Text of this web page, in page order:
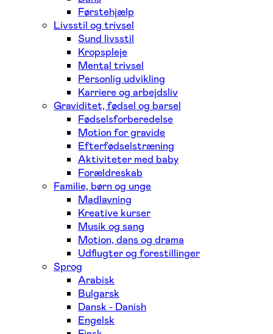
Førstehjælp
Livsstil og trivsel
Sund livsstil
Kropspleje
Mental trivsel
Personlig udvikling
Karriere og arbejdsliv
Graviditet, fødsel og barsel
Fødselsforberedelse
Motion for gravide
Efterfødselstræning
Aktiviteter med baby
Forældreskab
Familie, børn og unge
Madlavning
Kreative kurser
Musik og sang
Motion, dans og drama
Udflugter og forestillinger
Sprog
Arabisk
Bulgarsk
Dansk - Danish
Engelsk